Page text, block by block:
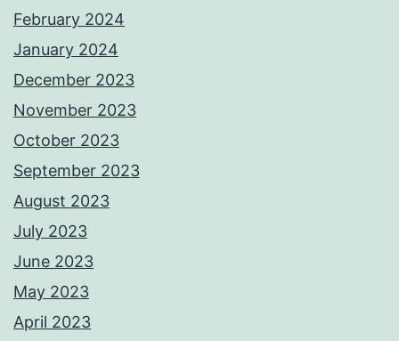
February 2024
January 2024
December 2023
November 2023
October 2023
September 2023
August 2023
July 2023
June 2023
May 2023
April 2023